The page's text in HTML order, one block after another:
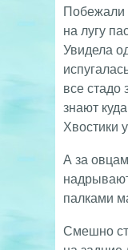
Побежали
на лугу
Увидела
все стадо
знают
Хвостики
А за
палками
Смешно